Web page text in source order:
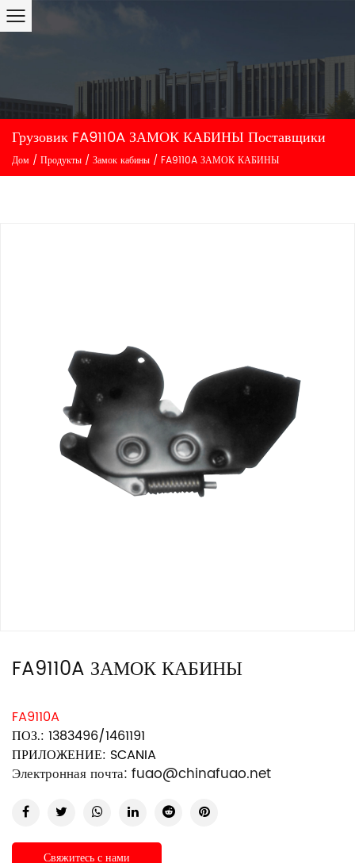
Грузовик FA9110A ЗАМОК КАБИНЫ Поставщики
Дом / Продукты / Замок кабины / FA9110A ЗАМОК КАБИНЫ
FA9110A ЗАМОК КАБИНЫ
FA9110A
ПОЗ.: 1383496/1461191
ПРИЛОЖЕНИЕ: SCANIA
Электронная почта: fuao@chinafuao.net
Свяжитесь с нами